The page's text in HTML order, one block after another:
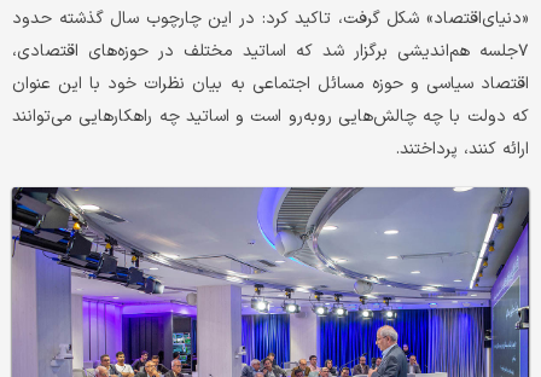
«دنیای‌اقتصاد» شکل گرفت، تاکید کرد: در این چارچوب سال گذشته حدود
۷جلسه هم‌اندیشی برگزار شد که اساتید مختلف در حوزه‌های اقتصادی،
اقتصاد سیاسی و حوزه مسائل اجتماعی به بیان نظرات خود با این عنوان
که دولت با چه چالش‌هایی روبه‌رو است و اساتید چه راهکارهایی می‌توانند
ارائه کنند، پرداختند.